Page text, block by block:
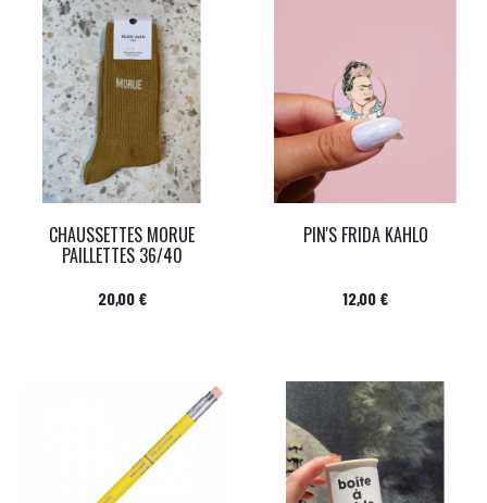
CHAUSSETTES MORUE
PAILLETTES 36/40
Prix
20,00 €
PIN'S FRIDA KAHLO
Prix
12,00 €